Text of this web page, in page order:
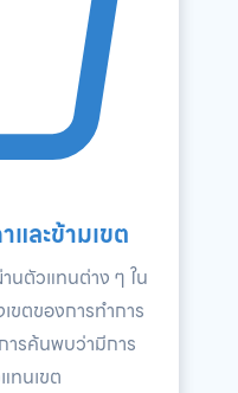
ละข้ามเขต
นตัวแทนต่าง ๆ ใน
ขตของการทำการ
ารค้นพบว่ามีการ
ทนเขต